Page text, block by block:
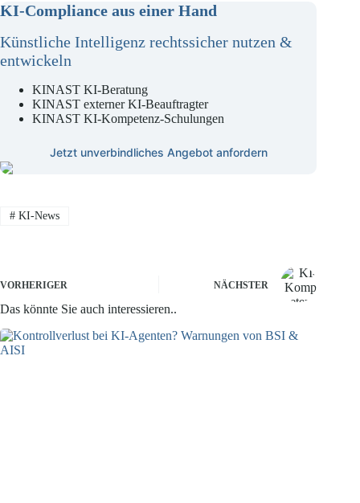
KI-Compliance aus einer Hand
Künstliche Intelligenz rechtssicher nutzen &
entwickeln
KINAST KI-Beratung
KINAST externer KI-Beauftragter
KINAST KI-Kompetenz-Schulungen
Jetzt unverbindliches Angebot anfordern
#KI-News
VORHERIGER NÄCHSTER
Das könnte Sie auch interessieren..